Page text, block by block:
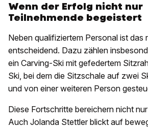
Wenn der Erfolg nicht nur
Teilnehmende begeistert
Neben qualifiziertem Personal ist das
entscheidend. Dazu zählen
ein Carving-Ski mit gefedertem
Ski, bei dem die Sitzschale auf zwei
und von einer weiteren Person
Diese Fortschritte bereichern nicht
Auch Jolanda Stettler blickt auf